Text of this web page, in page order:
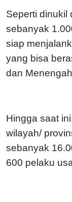
Seperti dinukil
sebanyak
siap
yang bisa
dan
Hingga saat
wilayah/
sebanyak
600 pelaku